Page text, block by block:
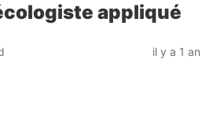
appliqué
il y a 1 an